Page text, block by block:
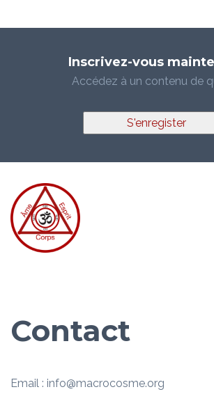
Inscrivez-vous
Accédez à un contenu de
S'enregister
Contact
Email : info@macrocosme.org